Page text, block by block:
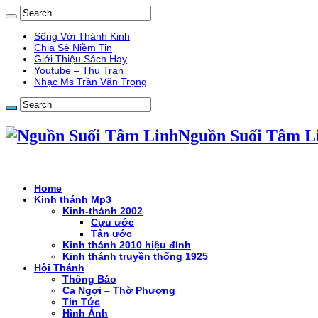
Sống Với Thánh Kinh
Chia Sẻ Niềm Tin
Giới Thiệu Sách Hay
Youtube – Thu Tran
Nhạc Ms Trần Văn Trọng
Nguồn Suối Tâm
Home
Kinh thánh Mp3
Kinh-thánh 2002
Cựu ước
Tân ước
Kinh thánh 2010 hiệu đính
Kinh thánh truyền thống 1925
Hội Thánh
Thông Báo
Ca Ngợi – Thờ Phượng
Tin Tức
Hình Ảnh